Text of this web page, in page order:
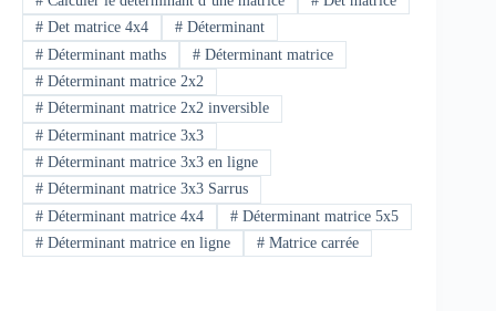
#Det matrice 4x4 #Déterminant
#Déterminant maths #Déterminant matrice
#Déterminant matrice 2x2
#Déterminant matrice 2x2 inversible
#Déterminant matrice 3x3
#Déterminant matrice 3x3 en ligne
#Déterminant matrice 3x3 Sarrus
#Déterminant matrice 4x4 #Déterminant matrice 5x5
#Déterminant matrice en ligne #Matrice carrée